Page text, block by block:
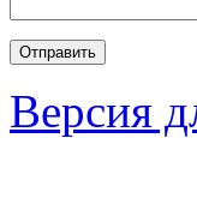
Версия